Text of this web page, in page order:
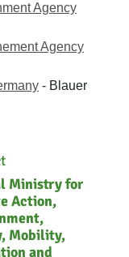
Agency
Agency
- Blauer
Ministry for
Action,
Mobility,
and